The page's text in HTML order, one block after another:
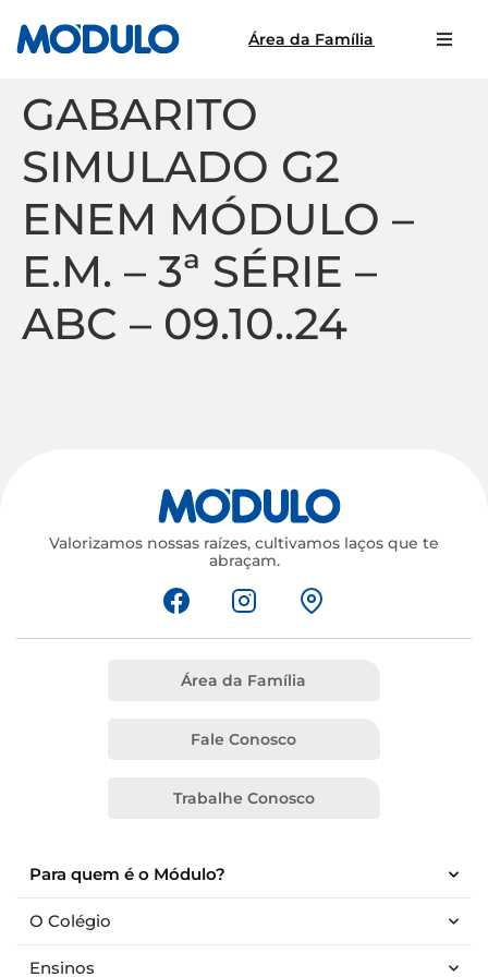
Área da Família
GABARITO
SIMULADO G2
ENEM MÓDULO –
E.M. – 3ª SÉRIE –
ABC – 09.10..24
Valorizamos nossas raízes, cultivamos laços que te
abraçam.
Para quem é o Módulo?
O Colégio
Ensinos
Área da Família
Fale Conosco
Trabalhe Conosco